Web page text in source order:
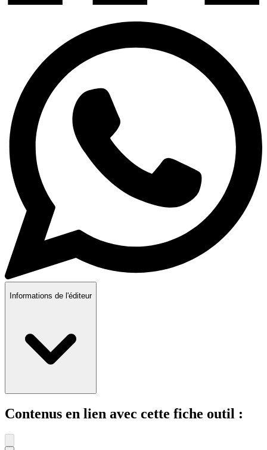
Informations de l'éditeur
Contenus en lien avec cette fiche outil :